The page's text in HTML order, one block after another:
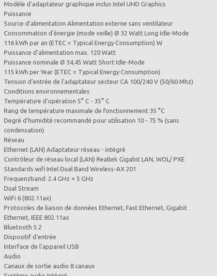
Modèle d'adaptateur graphique inclus Intel UHD Graphics
Puissance
Source d'alimentation Alimentation externe sans ventilateur
Consommation d'énergie (mode veille) Ø 32 Watt Long Idle-Mode
116 kWh par an (ETEC = Typical Energy Consumption) W
Puissance d'alimentation max. 120 Watt
Puissance nominale Ø 34,45 Watt Short Idle-Mode
115 kWh per Year (ETEC = Typical Energy Consumption)
Tension d'entrée de l'adaptateur secteur CA 100/240 V (50/60 Mhz)
Conditions environnementales
Température d'opération 5° C - 35° C
Rang de température maximale de fonctionnement 35 °C
Degré d'humidité recommandé pour utilisation 10 - 75 % (sans
condensation)
Réseau
Ethernet (LAN) Adaptateur réseau - intégré
Contrôleur de réseau local (LAN) Realtek Gigabit LAN, WOL/ PXE
Standards wifi Intel Dual Band Wireless-AX 201
Frequenzband: 2.4 GHz + 5 GHz
Dual Stream
WiFi 6 (802.11ax)
Protocoles de liaison de données Ethernet, Fast Ethernet, Gigabit
Ethernet, IEEE 802.11ax
Bluetooth 5.2
Dispositif d'entrée
Interface de l'appareil USB
Audio
Canaux de sortie audio 8 canaux